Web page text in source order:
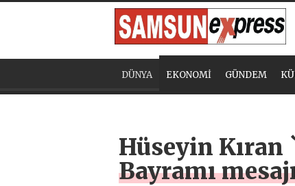
DÜNYA EKONOMİ GÜNDEM
Hüseyin Kıran
Bayramı